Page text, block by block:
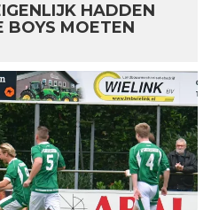
HADDEN
BOYS MOETEN